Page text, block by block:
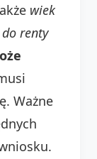
wiek
renty
Ważne